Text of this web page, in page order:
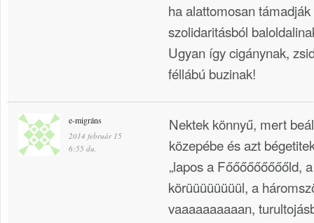
ha alattomosan
szolidaritásból
Ugyan így cigánynak,
féllábú buzinak!
e-migráns
2014 február 15
6:55 du.
Nektek könnyű, mert
közepébe és azt
„lapos a Főőőőőőőőőld,
körüüüüüüüül, a
vaaaaaaaaaan,